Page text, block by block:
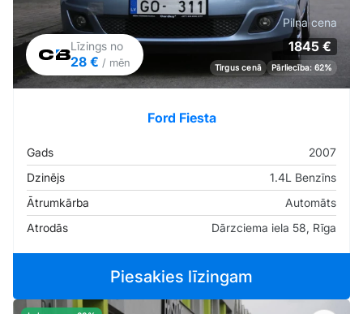
Līzings no
28 € / mēn
Pilna cena
1845 €
Tirgus cenā Pārliecība: 62%
Ford Fiesta
Gads
2007
Dzinējs
1.4L Benzīns
Ātrumkārba
Automāts
Atrodās
Dārzciema iela 58, Rīga
Piesakies līzingam